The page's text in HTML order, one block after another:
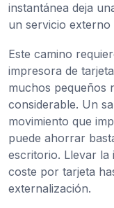
instantánea deja
un servicio externo
Este camino
impresora de
muchos pequeños
considerable. Un
movimiento que
puede ahorrar
escritorio. Llevar la
coste por tarjeta
externalización.